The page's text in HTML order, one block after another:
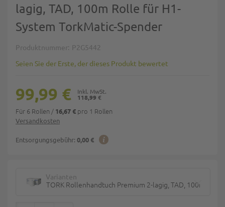
lagig, TAD, 100m Rolle für H1-
System TorkMatic-Spender
Produktnummer P2G5442
Seien Sie der Erste, der dieses Produkt bewertet
Versandkosten
Entsorgungsgebühr: 0,00 €
118,99 €
99,99 €
Für 6 Rollen / 16,67 € pro 1 Rollen
Varianten
TORK Rollenhandtuch Premium 2-lagig, TAD, 100m Rolle